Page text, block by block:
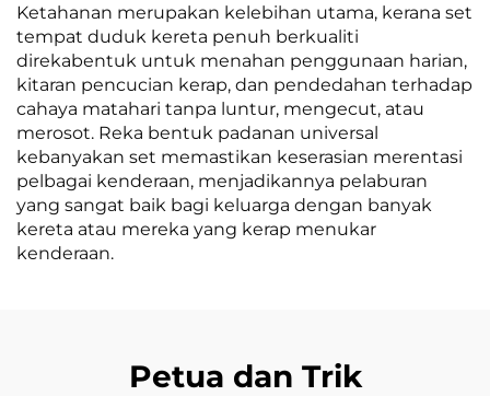
Ketahanan merupakan kelebihan utama, kerana set
tempat duduk kereta penuh berkualiti
direkabentuk untuk menahan penggunaan harian,
kitaran pencucian kerap, dan pendedahan terhadap
cahaya matahari tanpa luntur, mengecut, atau
merosot. Reka bentuk padanan universal
kebanyakan set memastikan keserasian merentasi
pelbagai kenderaan, menjadikannya pelaburan
yang sangat baik bagi keluarga dengan banyak
kereta atau mereka yang kerap menukar
kenderaan.
Petua dan Trik